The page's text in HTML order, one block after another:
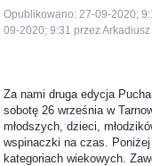
Opublikowano: 27-09-2020;
09-2020; 9:31 przez
Za nami druga edycja
sobotę 26 września w
młodszych, dzieci,
wspinaczki na czas.
kategoriach wiekowych.